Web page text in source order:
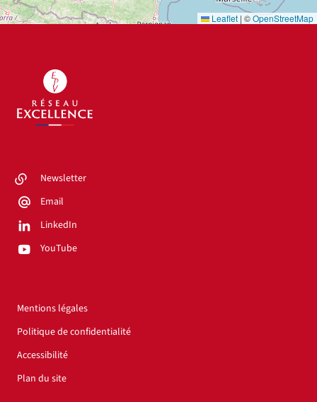
Leaflet | ©OpenStreetMap
Newsletter
Email
LinkedIn
YouTube
Mentions légales
Politique de confidentialité
Accessibilité
Plan du site